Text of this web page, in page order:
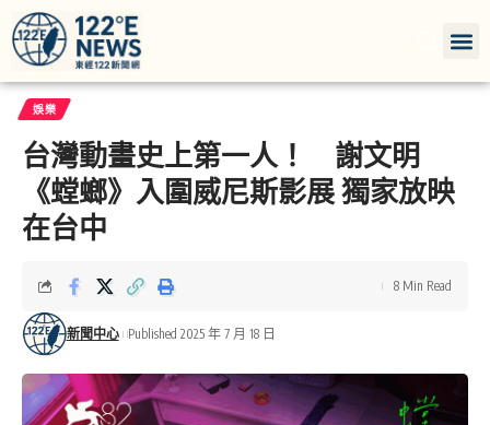
娛樂
台灣動畫史上第一人！ 謝文明
《螳螂》入圍威尼斯影展 獨家放映
在台中
新聞中心 Published 2025 年 7 月 18 日
8 Min Read